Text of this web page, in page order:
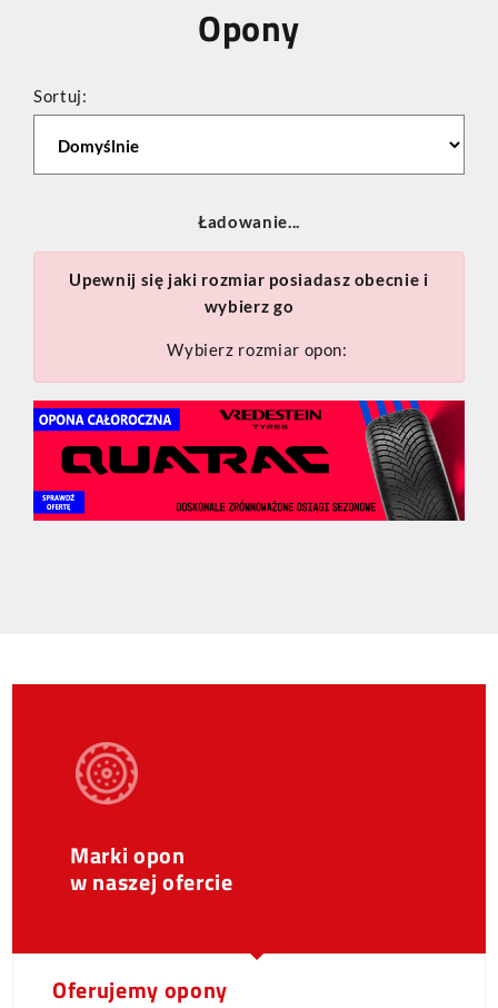
Opony
Sortuj:
Ładowanie...
Upewnij się jaki rozmiar posiadasz obecnie i
wybierz go
Wybierz rozmiar opon:
Marki opon
w naszej ofercie
Oferujemy opony